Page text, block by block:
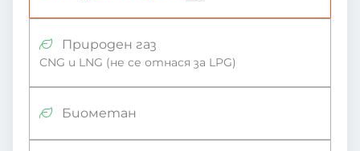
Природен газ
CNG и LNG (не се отнася за LPG)
Биометан